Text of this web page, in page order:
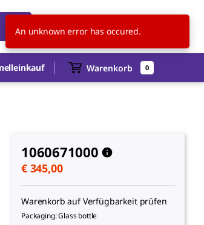
DE
Warenkorb 0
1060671000
€ 345,00
Warenkorb auf Verfügbarkeit prüfen
Packaging: Glass bottle
An unknown error has occured.